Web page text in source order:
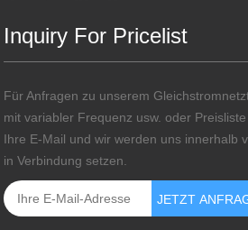
Inquiry For Pricelist
Für Anfragen zu unserem
mit variabler Frequenz usw. oder
Ihre E-Mail und wir werden uns innerhalb
in Verbindung setzen.